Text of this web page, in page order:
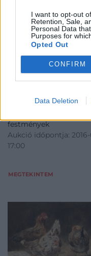
I want to opt-out
Retention, Sale,
Personal Data
Purposes for
Opted Out
CONFIRM
Data Deletion
Aladár (1870-1958):
Pihenő boci
Kikiáltási ár:
festmények
Aukció időpontja: 2016-
17:00
MEGTEKINTEM